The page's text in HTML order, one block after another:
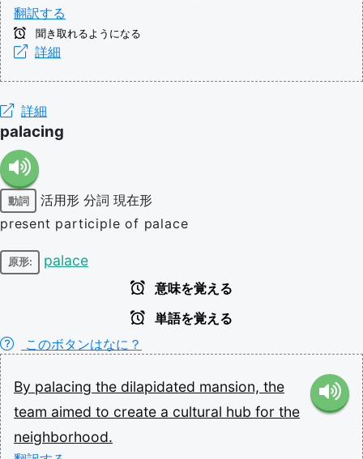
翻訳する
聞き取れるようになる
詳細
詳細
palacing
動詞 活用形 分詞 現在形
present participle of palace
原形: palace
意味を覚える
単語を覚える
このボタンはなに？
By palacing the dilapidated mansion, the
team aimed to create a cultural hub for the
neighborhood.